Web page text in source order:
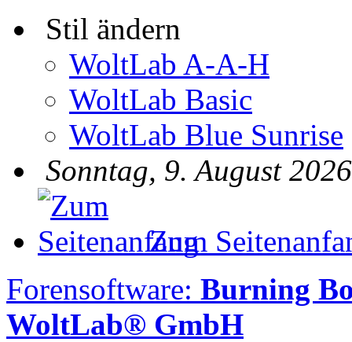
Stil ändern
WoltLab A-A-H
WoltLab Basic
WoltLab Blue Sunrise
Sonntag, 9. August
Zum
Forensoftware: Burning
WoltLab® GmbH